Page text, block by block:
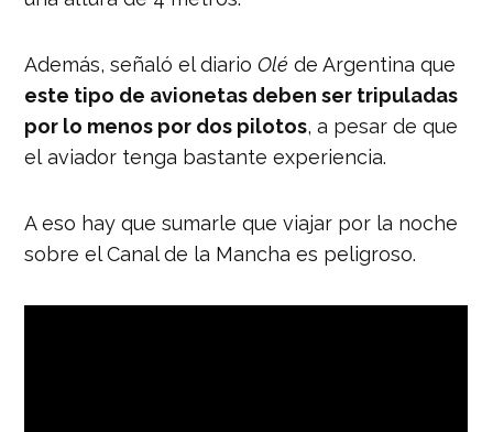
Además, señaló el diarioOlé de Argentina que
este tipo de avionetas deben ser tripuladas
por lo menos por dos pilotos, a pesar de que
el aviador tenga bastante experiencia.
A eso hay que sumarle que viajar por la noche
sobre el Canal de la Mancha es peligroso.